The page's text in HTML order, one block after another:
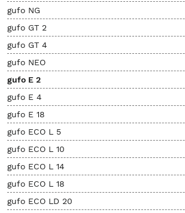
gufo NG
gufo GT 2
gufo GT 4
gufo NEO
gufo E 2
gufo E 4
gufo E 18
gufo ECO L 5
gufo ECO L 10
gufo ECO L 14
gufo ECO L 18
gufo ECO LD 20